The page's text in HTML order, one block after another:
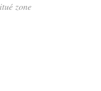
zone